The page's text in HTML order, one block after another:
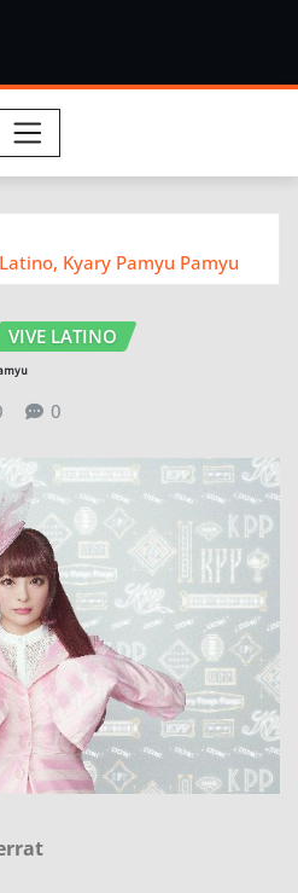
Kyary Pamyu Pamyu
VIVE LATINO
0